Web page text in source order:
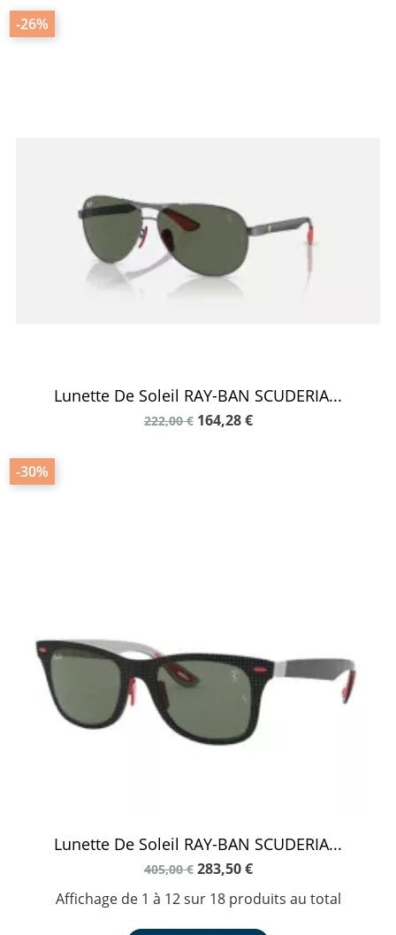
-26%
Lunette De Soleil RAY-BAN SCUDERIA...
222,00 € 164,28 €
-30%
Lunette De Soleil RAY-BAN SCUDERIA...
405,00 € 283,50 €
Affichage de 1 à 12 sur 18 produits au total